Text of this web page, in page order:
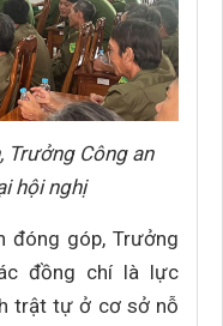
Trưởng Công an
hội nghị
đóng góp, Trưởng
đồng chí là lực
trật tự ở cơ sở nỗ